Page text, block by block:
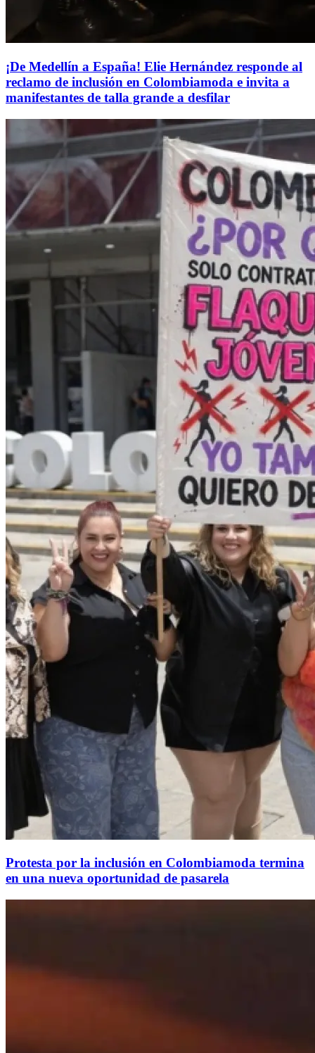
¡De Medellín a España! Elie Hernández responde al
reclamo de inclusión en Colombiamoda e invita a
manifestantes de talla grande a desfilar
Protesta por la inclusión en Colombiamoda termina
en una nueva oportunidad de pasarela